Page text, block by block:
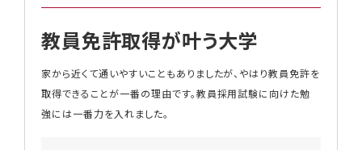
教員免許取得が叶う大学
家から近くて通いやすいこともありましたが、やはり教員免許を
取得できることが一番の理由です。教員採用試験に向けた勉
強には一番力を入れました。